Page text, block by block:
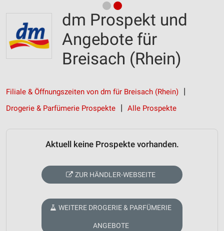
dm Prospekt und
Angebote für
Breisach (Rhein)
Filiale & Öffnungszeiten von dm für Breisach (Rhein)
Drogerie & Parfümerie Prospekte
Alle Prospekte
Aktuell keine Prospekte vorhanden.
ZUR HÄNDLER-WEBSEITE
WEITERE DROGERIE & PARFÜMERIE
ANGEBOTE